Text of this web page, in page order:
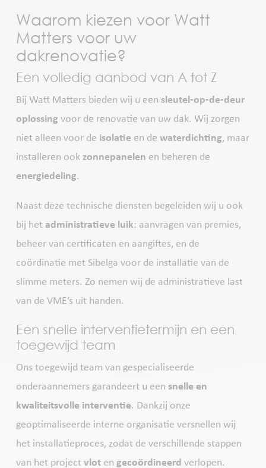
Waarom kiezen voor Watt
Matters voor uw
dakrenovatie?
Een volledig aanbod van A tot Z
Bij Watt Matters bieden wij u een sleutel-op-de-deur
oplossing voor de renovatie van uw dak. Wij zorgen
niet alleen voor de isolatie en de waterdichting, maar
installeren ook zonnepanelen en beheren de
energiedeling.
Naast deze technische diensten begeleiden wij u ook
bij het administratieve luik: aanvragen van premies,
beheer van certificaten en aangiftes, en de
coördinatie met Sibelga voor de installatie van de
slimme meters. Zo nemen wij de administratieve last
van de VME’s uit handen.
Een snelle interventietermijn en een
toegewijd team
Ons toegewijd team van gespecialiseerde
onderaannemers garandeert u een snelle en
kwaliteitsvolle interventie. Dankzij onze
geoptimaliseerde interne organisatie versnellen wij
het installatieproces, zodat de verschillende stappen
van het project vloten gecoördineerd verlopen.